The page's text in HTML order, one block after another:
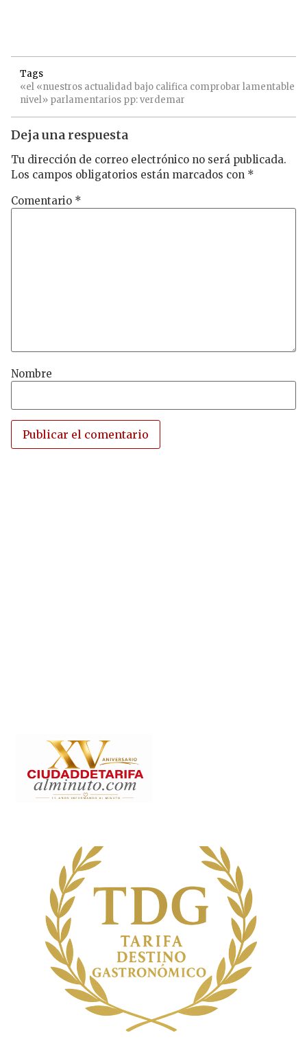
Tags
«el «nuestros actualidad bajo califica comprobar lamentable
nivel» parlamentarios pp:verdemar
Deja una respuesta
Tu dirección de correo electrónico no será publicada.
Los campos obligatorios están marcados con *
Comentario *
Nombre